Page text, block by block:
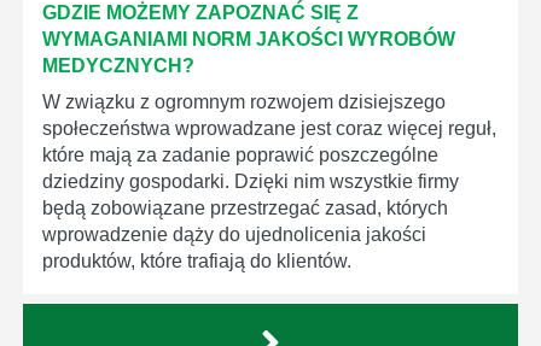
GDZIE MOŻEMY ZAPOZNAĆ SIĘ Z
WYMAGANIAMI NORM JAKOŚCI WYROBÓW
MEDYCZNYCH?
W związku z ogromnym rozwojem dzisiejszego
społeczeństwa wprowadzane jest coraz więcej reguł,
które mają za zadanie poprawić poszczególne
dziedziny gospodarki. Dzięki nim wszystkie firmy
będą zobowiązane przestrzegać zasad, których
wprowadzenie dąży do ujednolicenia jakości
produktów, które trafiają do klientów.